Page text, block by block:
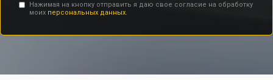
Нажимая на кнопку отправить я даю свое согласие на обработку
моих персональных данных.